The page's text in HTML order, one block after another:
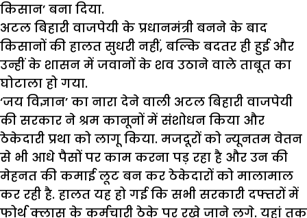
किसान’ बना दिया.
अटल बिहारी वाजपेयी के प्रधानमंत्री बनने के बाद
किसानों की हालत सुधरी नहीं, बल्कि बदतर ही हुई और
उन्हीं के शासन में जवानों के शव उठाने वाले ताबूत का
घोटाला हो गया.
‘जय विज्ञान’ का नारा देने वाली अटल बिहारी वाजपेयी
की सरकार ने श्रम कानूनों में संशोधन किया और
ठेकेदारी प्रथा को लागू किया. मजदूरों को न्यूनतम वेतन
से भी आधे पैसों पर काम करना पड़ रहा है और उन की
मेहनत की कमाई लूट बन कर ठेकेदारों को मालामाल
कर रही है. हालत यह हो गई कि सभी सरकारी दफ्तरों में
फोर्थ क्लास के कर्मचारी ठेके पर रखे जाने लगे. यहां तक